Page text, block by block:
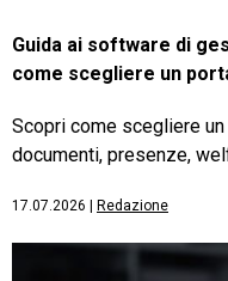
Guida ai software di
come scegliere un
Scopri come scegliere
documenti, presenze,
17.07.2026 Redazione